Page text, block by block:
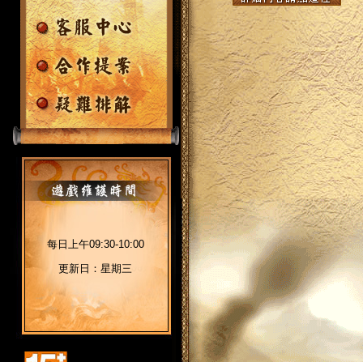
每日上午09:30-10:00
更新日：星期三